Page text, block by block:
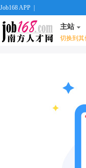
Job168 APP
主站
切换到其